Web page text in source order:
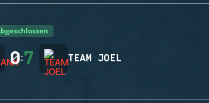
0:7 TEAM JOEL